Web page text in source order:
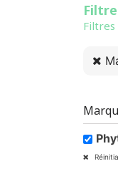
Filtres